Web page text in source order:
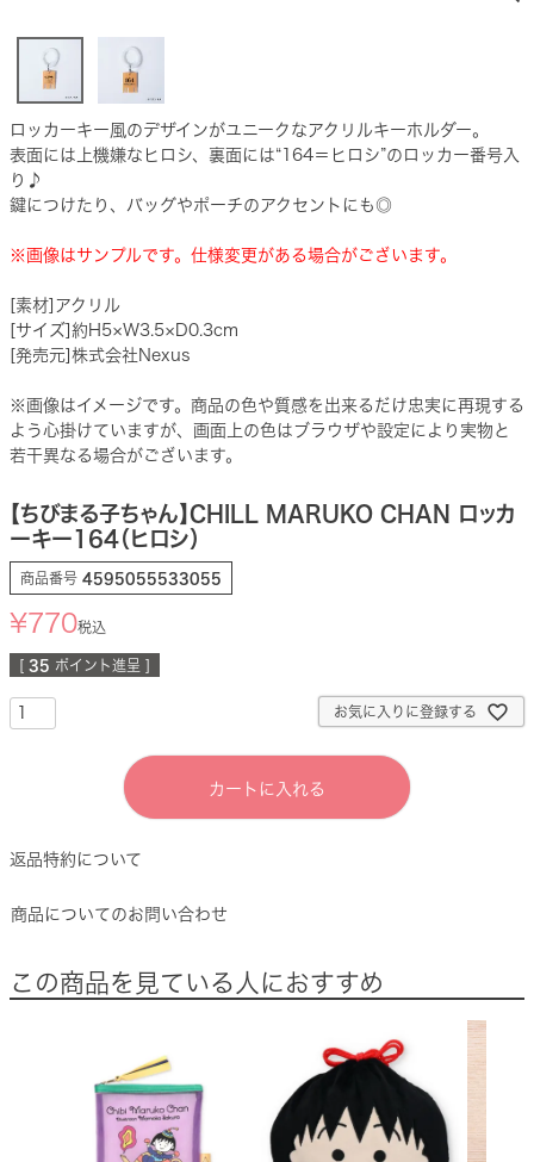
ロッカーキー風のデザインがユニークなアクリルキーホルダー。
表面には上機嫌なヒロシ、裏面には“164＝ヒロシ”のロッカー番号入
り♪
鍵につけたり、バッグやポーチのアクセントにも◎
※画像はサンプルです。仕様変更がある場合がございます。
[素材]アクリル
[サイズ]約H5×W3.5×D0.3cm
[発売元]株式会社Nexus
※画像はイメージです。商品の色や質感を出来るだけ忠実に再現する
よう心掛けていますが、画面上の色はブラウザや設定により実物と
若干異なる場合がございます。
【ちびまる子ちゃん】CHILL MARUKO CHAN ロッカ
ーキー164（ヒロシ）
商品番号 4595055533055
¥770税込
35 ポイント進呈 ]
お気に入りに登録する
カートに入れる
返品特約について
商品についてのお問い合わせ
この商品を見ている人におすすめ